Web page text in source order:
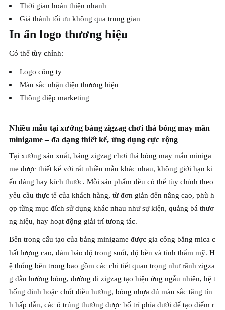
Thời gian hoàn thiện nhanh
Giá thành tối ưu không qua trung gian
In ấn logo thương hiệu
Có thể tùy chỉnh:
Logo công ty
Màu sắc nhận diện thương hiệu
Thông điệp marketing
Nhiều mẫu tại xưởng bảng zigzag chơi thả bóng may mắn
minigame – đa dạng thiết kế, ứng dụng cực rộng
Tại xưởng sản xuất, bảng zigzag chơi thả bóng may mắn miniga
me được thiết kế với rất nhiều mẫu khác nhau, không giới hạn ki
ểu dáng hay kích thước. Mỗi sản phẩm đều có thể tùy chỉnh theo
yêu cầu thực tế của khách hàng, từ đơn giản đến nâng cao, phù h
ợp từng mục đích sử dụng khác nhau như sự kiện, quảng bá thươ
ng hiệu, hay hoạt động giải trí tương tác.
Bên trong cấu tạo của bảng minigame được gia công bằng mica c
hất lượng cao, đảm bảo độ trong suốt, độ bền và tính thẩm mỹ. H
ệ thống bên trong bao gồm các chi tiết quan trọng như rãnh zigza
g dẫn hướng bóng, đường đi zigzag tạo hiệu ứng ngẫu nhiên, hệ t
hống đinh hoặc chốt điều hướng, bóng nhựa đủ màu sắc tăng tín
h hấp dẫn, các ô trúng thưởng được bố trí phía dưới để tạo điểm r